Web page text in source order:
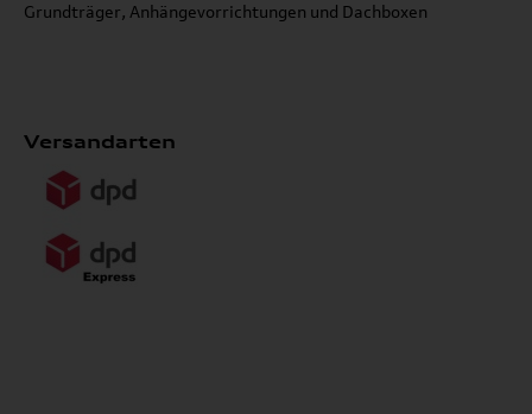
Grundträger, Anhängevorrichtungen und Dachboxen
Versandarten